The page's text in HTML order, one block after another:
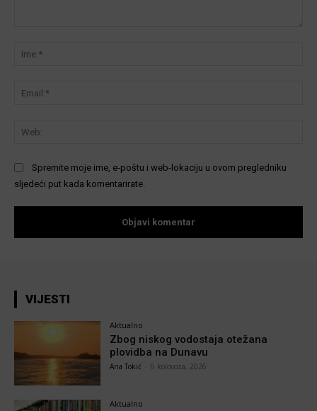
Spremite moje ime, e-poštu i web-lokaciju u ovom pregledniku
sljedeći put kada komentarirate.
VIJESTI
Aktualno
Zbog niskog vodostaja otežana
plovidba na Dunavu
Ana Tokić 6 kolovoza, 2026
Aktualno